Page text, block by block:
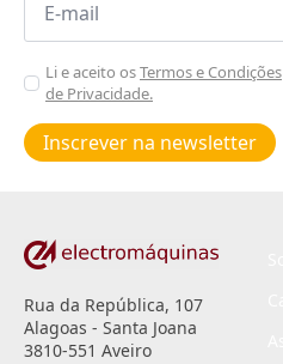
Aceitar
Poiticas
de
privacidade
Li e aceito osTermos e Condições
de Privacidade.
Inscrever na newsletter
Rua da República, 107
Alagoas - Santa Joana
3810-551 Aveiro